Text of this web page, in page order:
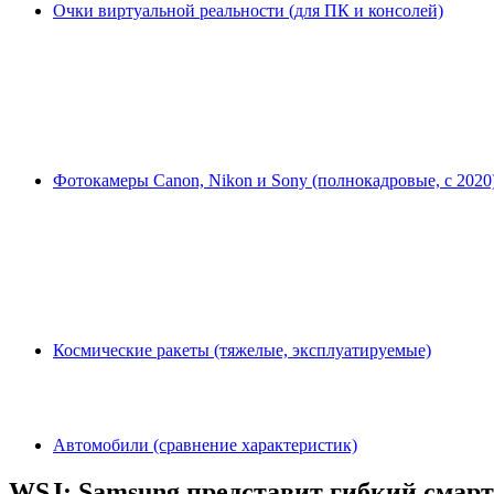
Очки виртуальной реальности (для ПК и консолей)
Фотокамеры Canon, Nikon и Sony (полнокадровые, с
Космические ракеты (тяжелые, эксплуатируемые)
Автомобили (сравнение характеристик)